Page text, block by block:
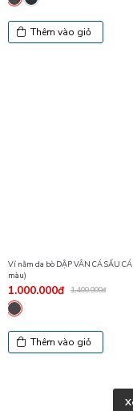
Thêm vào giỏ
Ví nằm da bò DẬP VÂN CÁ SẤU
màu)
1.000.000đ 1.400.000đ
Thêm vào giỏ